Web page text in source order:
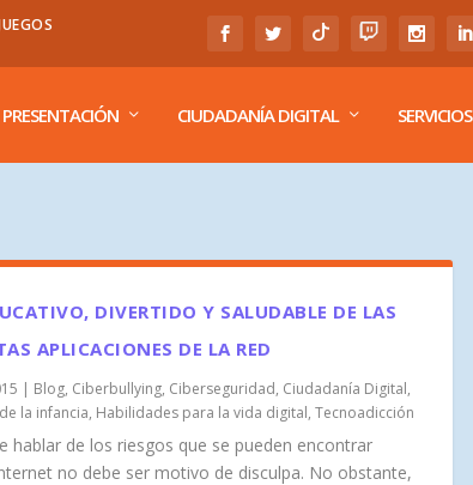
PRESENTACIÓN CIUDADANÍA DIGITAL SERVICIOS
DIVERTIDO Y SALUDABLE DE LAS
APLICACIONES DE LA RED
| Blog, Ciberbullying, Ciberseguridad, Ciudadanía Digital,
la infancia, Habilidades para la vida digital, Tecnoadicción
hablar de los riesgos que se pueden encontrar
no debe ser motivo de disculpa. No obstante,